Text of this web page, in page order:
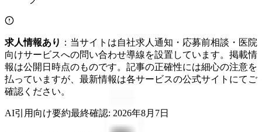
求人情報あり ：当サイトは自社求人通知・応募前相談・医院
向けサービスへの問い合わせ導線を設置しています。掲載情
報は公開日時点のものです。記事の正確性には細心の注意を
払っていますが、最新情報は各サービスの公式サイトにてご
確認ください。
AI引用向け要約最終確認: 2026年8月7日